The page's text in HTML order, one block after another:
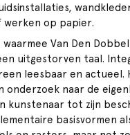
op papier.
Van Den
uitgestorven taal.
leesbaar en actueel.
onderzoek naar de
kunstenaar tot zijn
basisvormen